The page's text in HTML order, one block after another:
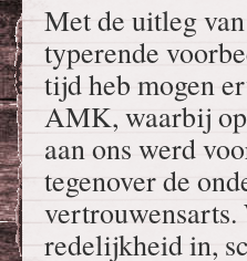
Met de uitleg
typerende
tijd heb mogen
AMK, waarbij
aan ons werd
tegenover de
redelijkheid in,